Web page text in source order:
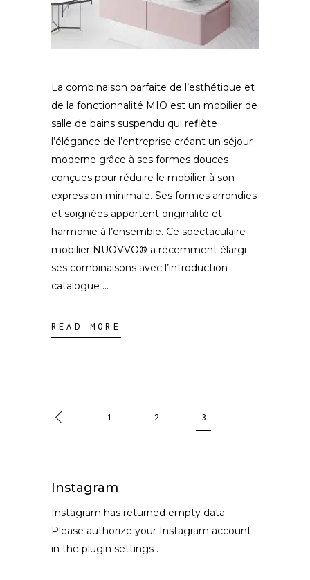
La combinaison parfaite de l’esthétique et
de la fonctionnalité MIO est un mobilier de
salle de bains suspendu qui reflète
l’élégance de l’entreprise créant un séjour
moderne grâce à ses formes douces
conçues pour réduire le mobilier à son
expression minimale. Ses formes arrondies
et soignées apportent originalité et
harmonie à l’ensemble. Ce spectaculaire
mobilier NUOVVO® a récemment élargi
ses combinaisons avec l’introduction
catalogue
READ MORE
1 2 3
Instagram
Instagram has returned empty data.
Please authorize your Instagram account
in the plugin settings .